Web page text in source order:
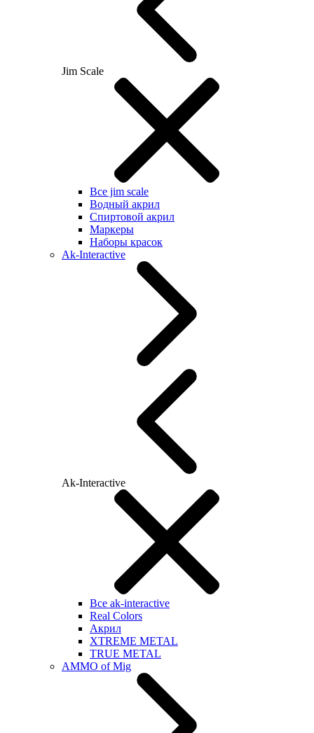
Jim Scale
Все jim scale
Водный акрил
Спиртовой акрил
Маркеры
Наборы красок
Ak-Interactive
Ak-Interactive
Все ak-interactive
Real Colors
Акрил
XTREME METAL
TRUE METAL
AMMO of Mig